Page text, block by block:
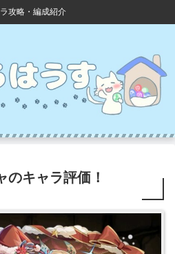
攻略・編成紹介
のキャラ評価！